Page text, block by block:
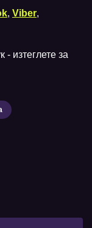
, Viber,
изтеглете за